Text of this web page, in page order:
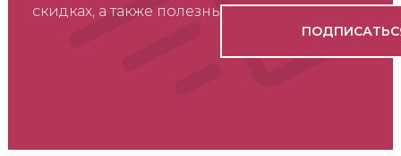
скидках, а также полезные обзоры о товарах.